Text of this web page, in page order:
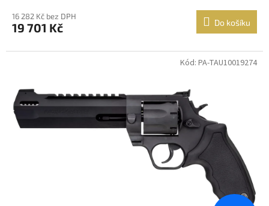
16 282 Kč bez DPH
19 701 Kč Do košíku
Kód: PA-TAU10019274